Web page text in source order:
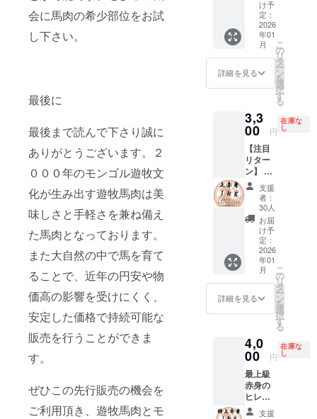
会に馬肉の希少部位をお試
し下さい。
最後に
最後まで読んで下さり誠に
ありがとうございます。２
０００年のモンゴル遊牧文
化が生み出す遊牧馬肉は美
味しさと手軽さを兼ね備え
た馬肉となっております。
また大自然の中で馬を育て
ることで、近年の円安や物
価高の影響を受けにくく、
安定した価格で持続可能な
販売を行うことができま
す。
ぜひこの先行販売の機会を
ご利用頂き、遊牧馬肉とモ
の馬肉
をお届
けする
ため、
お手元
に届く
までお
パック
ごとに
重量が
異なる
ため、
リター
ンに
よって
パック
数が異
なりま
す。 ・
原材料
及び添
加物等
の食品
表示は
に表記
されま
す。 商
品開封
前には
必ずお
届けの
ため、
リター
ンに
よって
パック
数が異
なりま
す。 ・
及び添
加物等
の食品
表示は
お届け
商品の
ラベル
に表記
されま
す。 商
品開封
前には
必ずお
届けの
リター
ンに貼
付され
をご確
認くだ
さい。
モンゴ
ル 食べ
方：生
食可 内
容量：
合計約
１ｋｇ
加工形
肉、ミ
ンチ 梱
包：冷
凍真空
パック
保存方
法：要
冷凍 解
凍方
法：冷
蔵庫で
約１日
お届け
方法：
ヤマト
運輸
クール
便（冷
凍） 輸
売者：
株式会
社キー
シア 補
足 ・一
番美味
しい旬
加工形
状：塊
肉 梱
包：冷
凍真空
パック
保存方
法：要
凍方
法：冷
蔵庫で
約１日
お届け
方法：
ヤマト
運輸
クール
便（冷
凍） 輸
入、販
売者：
株式会
社キー
シア 補
足 ・一
番美味
しい旬
をお届
けする
ため、
お手元
に届く
までお
時間を
ており
ます。
商品
名：遊
牧馬肉
モンゴ
ル 食べ
食可 内
容量：
合計約
１ｋｇ
加工形
状：塊
肉 梱
包：冷
凍真空
パック
保存方
法：要
冷凍 解
凍方
法：冷
蔵庫で
約１日
お届け
方法：
運輸
クール
便（冷
凍） 輸
入、販
売者：
株式会
の馬肉
をお届
け致し
ます。
【日本
ティの
加工】
約工場
にて、
日本の
食肉工
場で約
10年加
工経験
のある
スタッ
フが、
日本の
解体用
包丁を
使い加
工して
す。 日
本の加
を守り
馬肉を
加工し
ており
ます。
商品
名：遊
牧馬肉
馬の中
から、
特に状
態の良
い馬を
て使用
してい
ルの馬
肉の中
でも最
高品質
の馬肉
をお届
け致し
ます。
【日本
クオリ
ティの
加工】
モンゴ
ルの契
約工場
日本の
食肉工
工経験
のある
スタッ
フが、
日本の
解体用
包丁を
【部
位】 シ
ンタマ
（モ
モ）
【使用
する厳
ル遊牧
民が弊
社に輸
出する
ために
特別に
育てた
馬の中
から、
特に状
態の良
い馬を
厳選し
て使用
してい
モンゴ
ルの馬
高品質
の馬肉
をお届
け致し
ます。
【日本
クオリ
うま味
の詰
まった
部位と
なって
おりま
す。 ハ
計約１
ｋｇお
届け致
しま
す。数
百グラ
ムごと
にカッ
トして
真空
パック
で梱包
してお
りま
す。
【部
位】 ハ
選され
た馬】
モンゴ
ル遊牧
民が弊
社に輸
出する
１ｋｇ
本プロ
ジェク
トで最
大級の
注目リ
ターン
です！
りとし
た馬肉
の定
番、赤
身馬肉
のセッ
トとな
りま
す。下
記の赤
身部位
からラ
ンダム
に約１
ｋｇの
馬肉を
お届け
百グラ
ムごと
にカッ
トして
真空
パック
で梱包
け予
定：
2026
年01
月
詳細を見る
こ
の
リ
タ
ー
ン
を
選
択
す
る
3,3
00 円
在庫な
し
【注目
リター
ン】 厳
選部位
の上赤
身セッ
ト 上赤
身：約
１ｋｇ
赤身肉
の中で
も特に
柔らか
くうま
みの強
い部位
しまし
た！ 下
記の赤
身部位
からラ
ンダム
に約１
支援
者：
30人
お届
け予
定：
2026
年01
月
詳細を見る
こ
の
リ
タ
ー
ン
を
選
択
す
る
4,0
00 円
在庫な
し
最上級
赤身の
ヒレ肉
セット
支援